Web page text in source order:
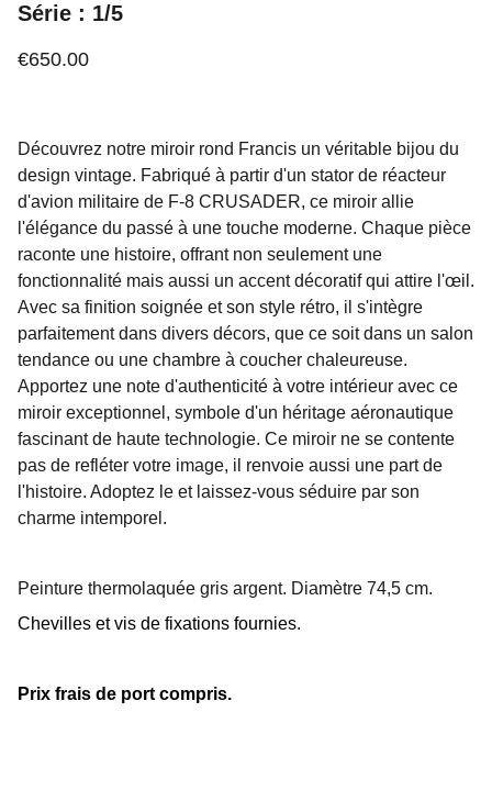
Série : 1/5
€650.00
Découvrez notre miroir rond Francis un véritable bijou du
design vintage. Fabriqué à partir d'un stator de réacteur
d'avion militaire de F-8 CRUSADER, ce miroir allie
l'élégance du passé à une touche moderne. Chaque pièce
raconte une histoire, offrant non seulement une
fonctionnalité mais aussi un accent décoratif qui attire l'œil.
Avec sa finition soignée et son style rétro, il s'intègre
parfaitement dans divers décors, que ce soit dans un salon
tendance ou une chambre à coucher chaleureuse.
Apportez une note d'authenticité à votre intérieur avec ce
miroir exceptionnel, symbole d'un héritage aéronautique
fascinant de haute technologie. Ce miroir ne se contente
pas de refléter votre image, il renvoie aussi une part de
l'histoire. Adoptez le et laissez-vous séduire par son
charme intemporel.
Peinture thermolaquée gris argent. Diamètre 74,5 cm.
Chevilles et vis de fixations fournies.
Prix frais de port compris.